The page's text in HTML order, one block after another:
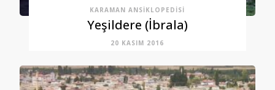
KARAMAN ANSIKLOPEDISI
Yeşildere (İbrala)
20 KASIM 2016